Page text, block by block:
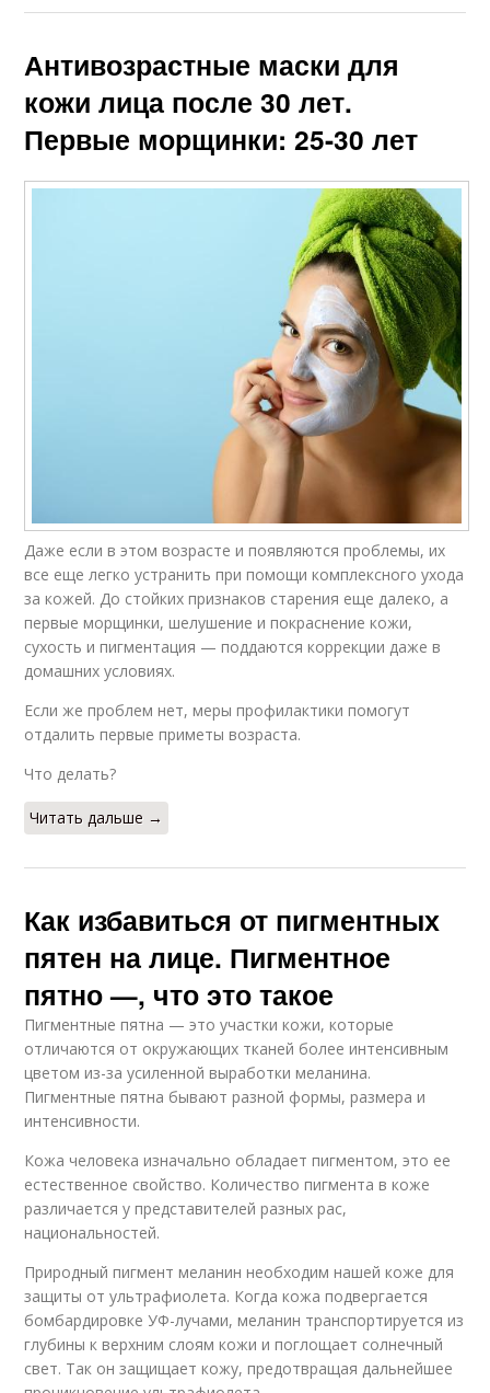
Антивозрастные маски для
кожи лица после 30 лет.
Первые морщинки: 25-30 лет
Даже если в этом возрасте и появляются проблемы, их
все еще легко устранить при помощи комплексного ухода
за кожей. До стойких признаков старения еще далеко, а
первые морщинки, шелушение и покраснение кожи,
сухость и пигментация — поддаются коррекции даже в
домашних условиях.
Если же проблем нет, меры профилактики помогут
отдалить первые приметы возраста.
Что делать?
Читать дальше →
Как избавиться от пигментных
пятен на лице. Пигментное
пятно —, что это такое
Пигментные пятна — это участки кожи, которые
отличаются от окружающих тканей более интенсивным
цветом из-за усиленной выработки меланина.
Пигментные пятна бывают разной формы, размера и
интенсивности.
Кожа человека изначально обладает пигментом, это ее
естественное свойство. Количество пигмента в коже
различается у представителей разных рас,
национальностей.
Природный пигмент меланин необходим нашей коже для
защиты от ультрафиолета. Когда кожа подвергается
бомбардировке УФ-лучами, меланин транспортируется из
глубины к верхним слоям кожи и поглощает солнечный
свет. Так он защищает кожу, предотвращая дальнейшее